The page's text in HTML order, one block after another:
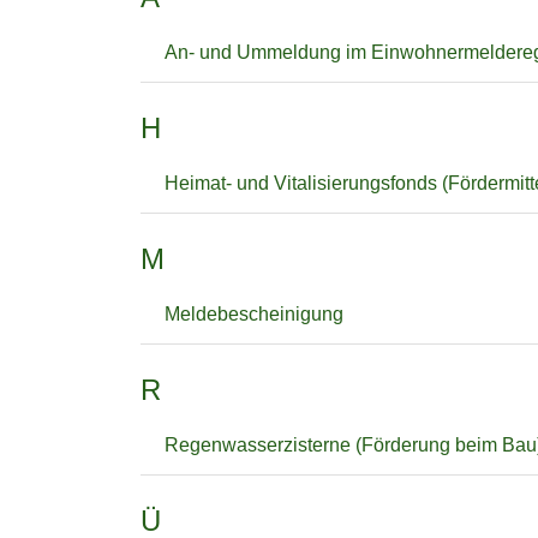
An- und Ummeldung im
H
Heimat- und Vitalisierungsfonds
M
Meldebescheinigung
R
Regenwasserzisterne (Förderung beim
Ü